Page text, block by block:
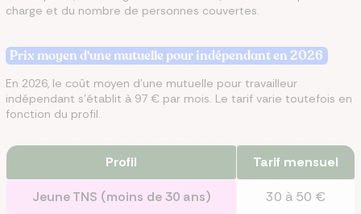
charge et du nombre de personnes couvertes.
Prix moyen d'une mutuelle pour indépendant en 2026
En 2026, le coût moyen d’une mutuelle pour travailleur
indépendant s’établit à 97 € par mois. Le tarif varie toutefois en
fonction du profil.
Profil Tarif mensuel
Jeune TNS (moins de 30 ans) 30 à 50 €